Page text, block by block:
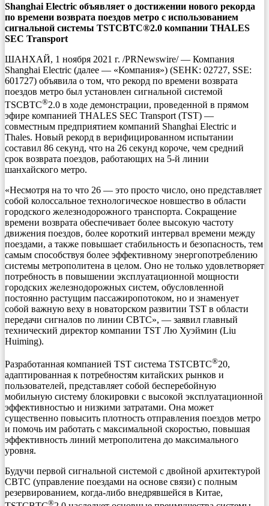
Shanghai Electric объявляет о достижении нового рекорда
по времени возврата поездов метро с использованием
сигнальной системы TSTCBTC®2.0 компании THALES
SEC Transport
ШАНХАЙ, 1 ноября 2021 г. /PRNewswire/ — Компания
Shanghai Electric (далее — «Компания») (SEHK: 02727, SSE:
601727) объявила о том, что рекорд по времени возврата
поездов метро был установлен сигнальной системой
TSCBTC®2.0 в ходе демонстрации, проведенной в прямом
эфире компанией THALES SEC Transport (TST) —
совместным предприятием компаний Shanghai Electric и
Thales. Новый рекорд в верифицированном испытании
составил 86 секунд, что на 26 секунд короче, чем средний
срок возврата поездов, работающих на 5-й линии
шанхайского метро.
«Несмотря на то что 26 — это просто число, оно представляет
собой колоссальное технологическое новшество в области
городского железнодорожного транспорта. Сокращение
времени возврата обеспечивает более высокую частоту
движения поездов, более короткий интервал времени между
поездами, а также повышает стабильность и безопасность, тем
самым способствуя более эффективному энергопотреблению
системы метрополитена в целом. Оно не только удовлетворяет
потребность в повышении эксплуатационной мощности
городских железнодорожных систем, обусловленной
постоянно растущим пассажиропотоком, но и знаменует
собой важную веху в новаторском развитии TST в области
передачи сигналов по линии CBTC», — заявил главный
технический директор компании TST Лю Хуэймин (Liu
Huiming).
Разработанная компанией TST система TSTCBTC®20,
адаптированная к потребностям китайских рынков и
пользователей, представляет собой бесперебойную
мобильную систему блокировки с высокой эксплуатационной
эффективностью и низкими затратами. Она может
существенно повысить плотность отправления поездов метро
и помочь им работать с максимальной скоростью, повышая
эффективность линий метрополитена до максимального
уровня.
Будучи первой сигнальной системой с двойной архитектурой
CBTC (управление поездами на основе связи) с полным
резервированием, когда-либо внедрявшейся в Китае,
®